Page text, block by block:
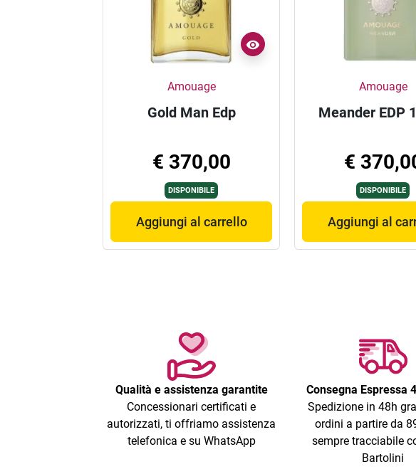
Amouage
Gold Man Edp
€ 370,00
DISPONIBILE
Aggiungi al carrello
Amouage
Meander EDP
€
DISPONIBILE
Aggiungi al
Qualità e assistenza garantite
Concessionari certificati e
autorizzati, ti offriamo assistenza
telefonica e su WhatsApp
Consegna Espressa
Spedizione in 48h
ordini a partire da
sempre tracciabile
Bartolini